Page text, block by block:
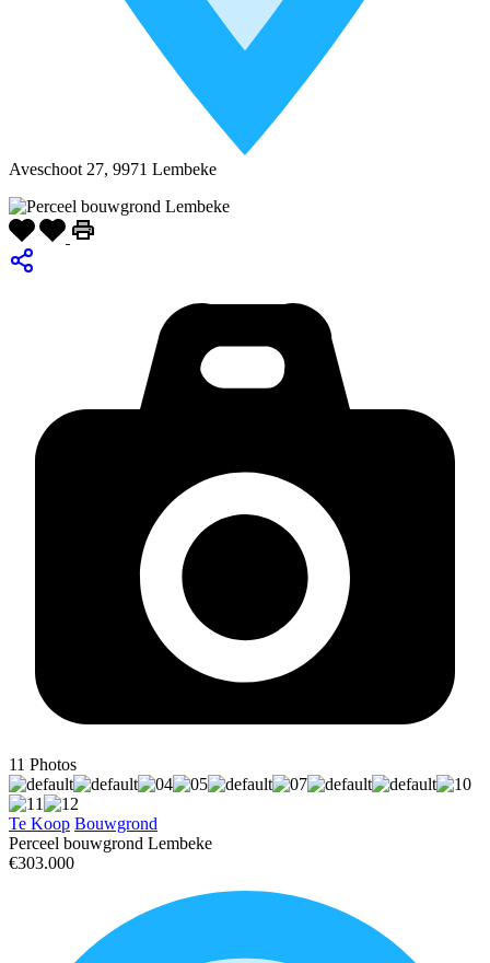
Aveschoot 27, 9971 Lembeke
11 Photos
Te Koop Bouwgrond
Perceel bouwgrond Lembeke
€303.000